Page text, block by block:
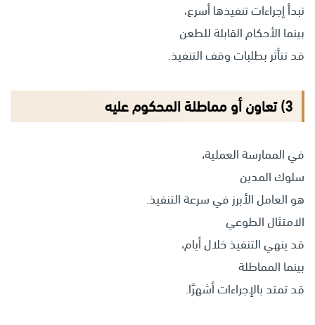
تبدأ إجراءات تنفيذها أسرع،
بينما الأحكام القابلة للطعن
قد تتأثر بطلبات وقف التنفيذ.
3) تعاون أو مماطلة المحكوم عليه
في الممارسة العملية،
سلوك المدين
هو العامل الأبرز في سرعة التنفيذ.
الامتثال الطوعي
قد ينهي التنفيذ خلال أيام،
بينما المماطلة
قد تمتد بالإجراءات أشهرًا.